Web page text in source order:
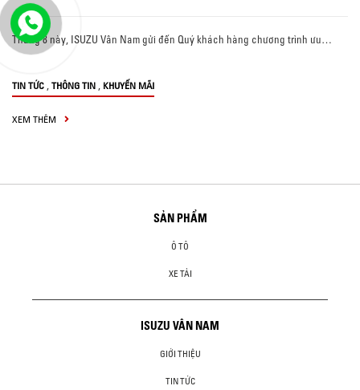
Tháng 8 này, ISUZU Vân Nam gửi đến Quý khách hàng chương trình ưu…
TIN TỨC , THÔNG TIN , KHUYẾN MÃI
XEM THÊM
SẢN PHẨM
Ô TÔ
XE TẢI
ISUZU VÂN NAM
GIỚI THIỆU
TIN TỨC